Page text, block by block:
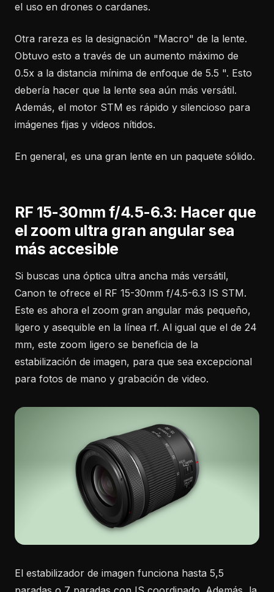
el uso en drones o cardanes.
Otra rareza es la designación "Macro" de la lente.
Obtuvo esto a través de un aumento máximo de
0.5x a la distancia mínima de enfoque de 5.5 ". Esto
debería hacer que la lente sea aún más versátil.
Además, el motor STM es rápido y silencioso para
imágenes fijas y videos nítidos.
En general, es una gran lente en un paquete sólido.
RF 15-30mm f/4.5-6.3: Hacer que
el zoom ultra gran angular sea
más accesible
Si buscas una óptica ultra ancha más versátil,
Canon te ofrece el RF 15-30mm f/4.5-6.3 IS STM.
Este es ahora el zoom gran angular más pequeño,
ligero y asequible en la línea rf. Al igual que el de 24
mm, este zoom ligero se beneficia de la
estabilización de imagen, para que sea excepcional
para fotos de mano y grabación de video.
El estabilizador de imagen funciona hasta 5,5